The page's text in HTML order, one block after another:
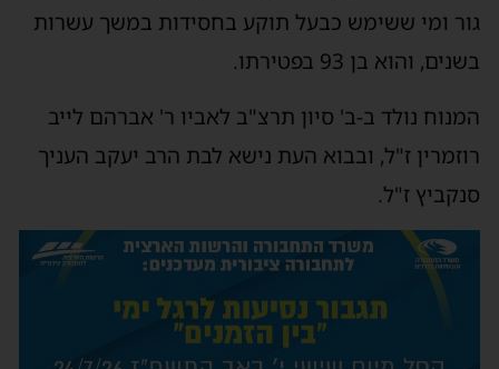
ומי ששימש כבעל תוקע בחסידות במשך עשרות
והוא בן 93 בפטירתו.
נולד ב-ב' סיון תרצ"ב לאביו ר' אברהם לייב
ז"ל, ובבוא העת נישא לבת הרב יעקב העניך
ז"ל.